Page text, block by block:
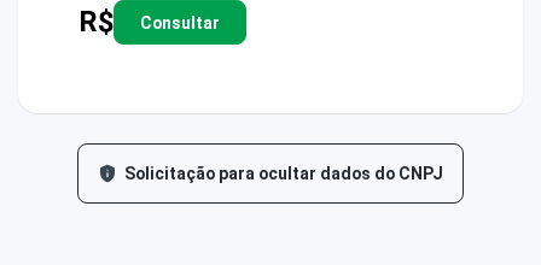
R$ Consultar
Solicitação para ocultar dados do CNPJ